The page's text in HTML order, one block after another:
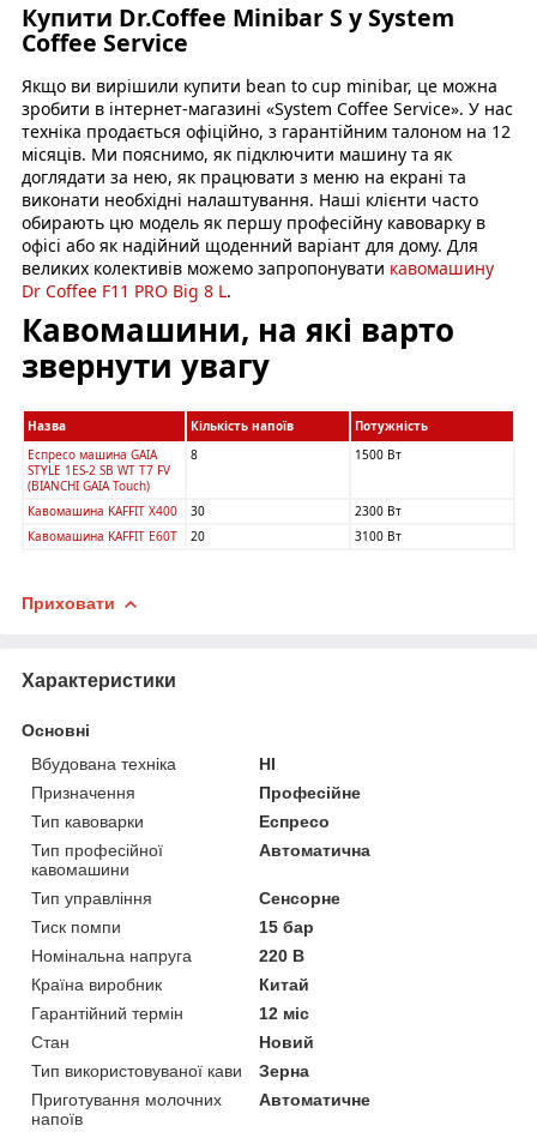
Купити Dr.Coffee Minibar S у System
Coffee Service
Якщо ви вирішили купити bean to cup minibar, це можна
зробити в інтернет-магазині «System Coffee Service». У нас
техніка продається офіційно, з гарантійним талоном на 12
місяців. Ми пояснимо, як підключити машину та як
доглядати за нею, як працювати з меню на екрані та
виконати необхідні налаштування. Наші клієнти часто
обирають цю модель як першу професійну кавоварку в
офісі або як надійний щоденний варіант для дому. Для
великих колективів можемо запропонувати кавомашину
Dr Coffee F11 PRO Big 8 L.
Кавомашини, на які варто
звернути увагу
Назва Кількість напоїв
Потужність
Еспресо машина GAIA
STYLE 1ES-2 SB WT T7 FV
(BIANCHI GAIA Touch)
8 1500 Вт
Кавомашина KAFFIT X400 30
2300 Вт
Кавомашина KAFFIT E60T
20 3100 Вт
Приховати
Характеристики
Основні
Вбудована техніка
НІ
Призначення
Професійне
Тип кавоварки
Еспресо
Тип професійної
кавомашини
Автоматична
Тип управління
Сенсорне
Тиск помпи
15 бар
Номінальна напруга
220 В
Країна виробник
Китай
Гарантійний термін
12 міс
Стан
Новий
Тип використовуваної кави
Зерна
Приготування молочних
напоїв
Автоматичне